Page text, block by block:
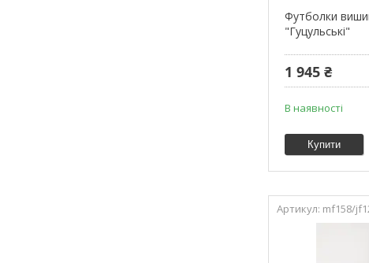
Футболки
"Гуцульські"
1 945 ₴
В наявності
Купити
mf158/